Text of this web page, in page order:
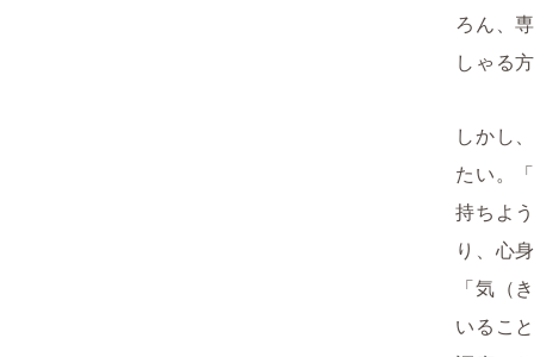
ろん、
しゃる
しかし
たい。
持ちよ
り、心
「気（
いるこ